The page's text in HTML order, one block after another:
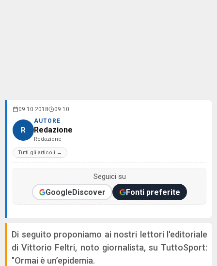
09.10.2018 09:10
R
AUTORE
Redazione
Redazione
Tutti gli articoli →
Seguici su
GoogleDiscover Fonti preferite
Di seguito proponiamo ai nostri lettori l'editoriale
di Vittorio Feltri, noto giornalista, su TuttoSport:
"Ormai è un’epidemia.